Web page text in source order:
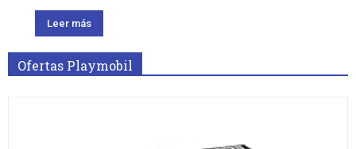
Leer más
Ofertas Playmobil